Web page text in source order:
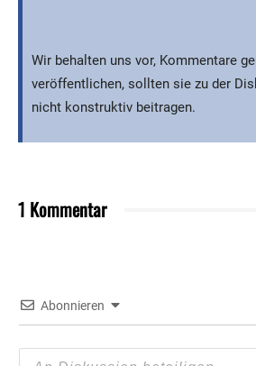
Wir behalten uns vor, Kommentare
veröffentlichen, sollten sie zu der
nicht konstruktiv beitragen.
1 Kommentar
Abonnieren